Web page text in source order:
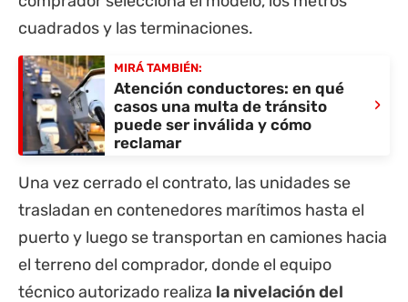
cuadrados y las terminaciones.
MIRÁ TAMBIÉN:
Atención conductores: en qué
casos una multa de tránsito
puede ser inválida y cómo
reclamar
›
Una vez cerrado el contrato, las unidades se
trasladan en contenedores marítimos hasta el
puerto y luego se transportan en camiones hacia
el terreno del comprador, donde el equipo
técnico autorizado realiza la nivelación del